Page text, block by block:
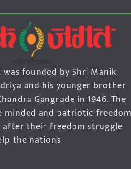
was founded by Shri Manik
and his younger brother
Gangrade in 1946. The
minded and patriotic freedom
their freedom struggle
the nations